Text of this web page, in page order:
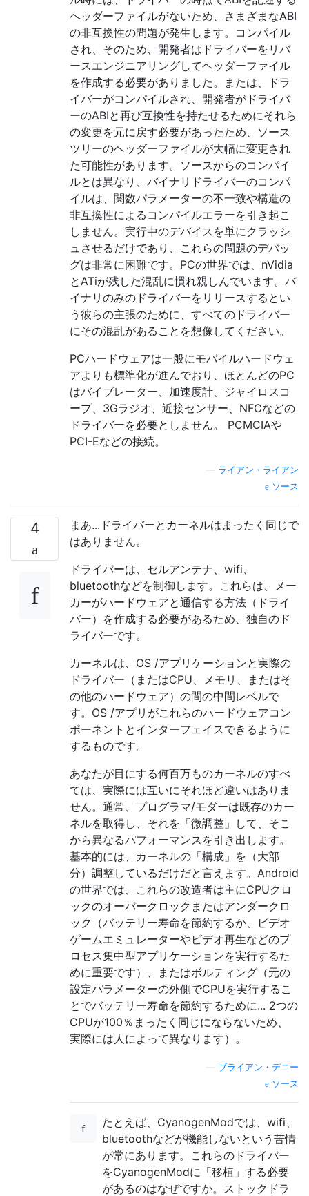
ヘッダーファイルがないため、さまざまなABI
の非互換性の問題が発生します。コンパイル
され、そのため、開発者はドライバーをリバ
ースエンジニアリングしてヘッダーファイル
を作成する必要がありました。または、ドラ
イバーがコンパイルされ、開発者がドライバ
ーのABIと再び互換性を持たせるためにそれら
の変更を元に戻す必要があったため、ソース
ツリーのヘッダーファイルが大幅に変更され
た可能性があります。ソースからのコンパイ
ルとは異なり、バイナリドライバーのコンパ
イルは、関数パラメーターの不一致や構造の
非互換性によるコンパイルエラーを引き起こ
しません。実行中のデバイスを単にクラッシ
ュさせるだけであり、これらの問題のデバッ
グは非常に困難です。PCの世界では、nVidia
とATiが残した混乱に慣れ親しんでいます。バ
イナリのみのドライバーをリリースするとい
う彼らの主張のために、すべてのドライバー
にその混乱があることを想像してください。
PCハードウェアは一般にモバイルハードウェ
アよりも標準化が進んでおり、ほとんどのPC
はバイブレーター、加速度計、ジャイロスコ
ープ、3Gラジオ、近接センサー、NFCなどの
ドライバーを必要としません。 PCMCIAや
PCI-Eなどの接続。
ライアン・ライアン
ソース
4
まあ...ドライバーとカーネルはまったく同じで
はありません。
ドライバーは、セルアンテナ、wifi、
bluetoothなどを制御します。これらは、メー
カーがハードウェアと通信する方法（ドライ
バー）を作成する必要があるため、独自のド
ライバーです。
カーネルは、OS /アプリケーションと実際の
ドライバー（またはCPU、メモリ、またはそ
の他のハードウェア）の間の中間レベルで
す。OS /アプリがこれらのハードウェアコン
ポーネントとインターフェイスできるように
するものです。
あなたが目にする何百万ものカーネルのすべ
ては、実際には互いにそれほど違いはありま
せん。通常、プログラマ/モダーは既存のカー
ネルを取得し、それを「微調整」して、そこ
から異なるパフォーマンスを引き出します。
基本的には、カーネルの「構成」を（大部
分）調整しているだけだと言えます。Android
の世界では、これらの改造者は主にCPUクロ
ックのオーバークロックまたはアンダークロ
ック（バッテリー寿命を節約するか、ビデオ
ゲームエミュレーターやビデオ再生などのプ
ロセス集中型アプリケーションを実行するた
めに重要です）、またはボルティング（元の
設定パラメーターの外側でCPUを実行するこ
とでバッテリー寿命を節約するために... 2つの
CPUが100％まったく同じにならないため、
実際には人によって異なります）。
ブライアン・デニー
ソース
たとえば、CyanogenModでは、wifi、
bluetoothなどが機能しないという苦情
が常にあります。これらのドライバー
をCyanogenModに「移植」する必要
があるのはなぜですか。ストックドラ